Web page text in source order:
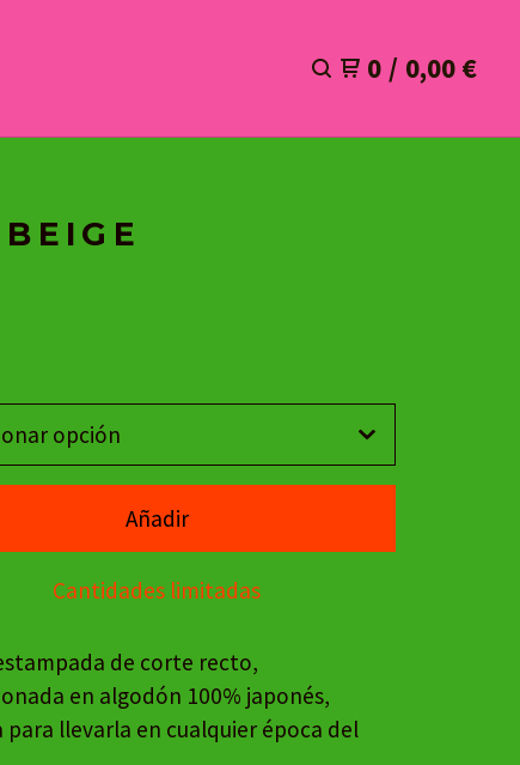
0 / 0,00 €
Añadir
Cantidades limitadas
de corte recto,
en algodón 100% japonés,
llevarla en cualquier época del